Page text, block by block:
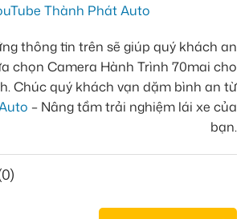
Thành Phát Auto
thông tin trên sẽ giúp quý khách an
chọn Camera Hành Trình 70mai cho
Chúc quý khách vạn dặm bình an từ
– Nâng tầm trải nghiệm lái xe của
bạn.